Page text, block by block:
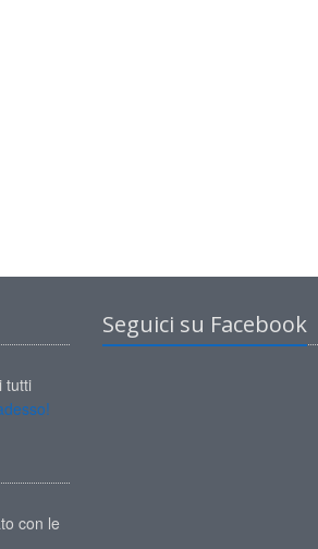
tutti
con le
Seguici su Facebook